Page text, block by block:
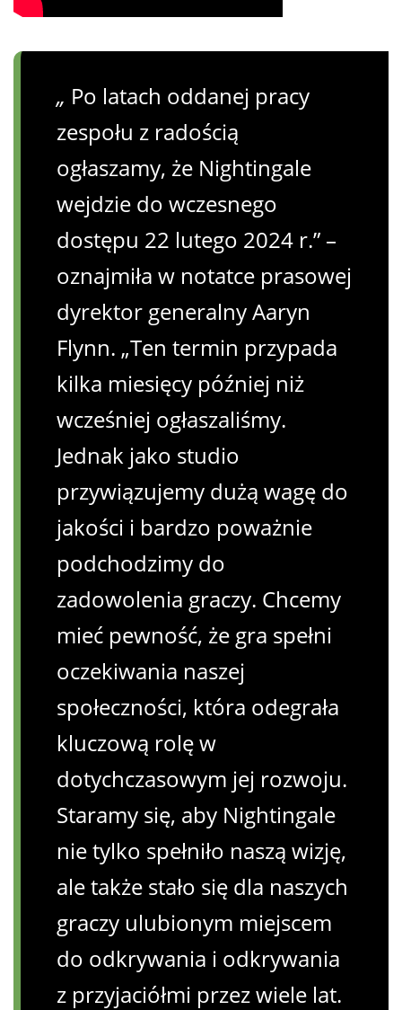
„ Po latach oddanej pracy
zespołu z radością
ogłaszamy, że Nightingale
wejdzie do wczesnego
dostępu 22 lutego 2024 r.” –
oznajmiła w notatce prasowej
dyrektor generalny Aaryn
Flynn. „Ten termin przypada
kilka miesięcy później niż
wcześniej ogłaszaliśmy.
Jednak jako studio
przywiązujemy dużą wagę do
jakości i bardzo poważnie
podchodzimy do
zadowolenia graczy. Chcemy
mieć pewność, że gra spełni
oczekiwania naszej
społeczności, która odegrała
kluczową rolę w
dotychczasowym jej rozwoju.
Staramy się, aby Nightingale
nie tylko spełniło naszą wizję,
ale także stało się dla naszych
graczy ulubionym miejscem
do odkrywania i odkrywania
z przyjaciółmi przez wiele lat.